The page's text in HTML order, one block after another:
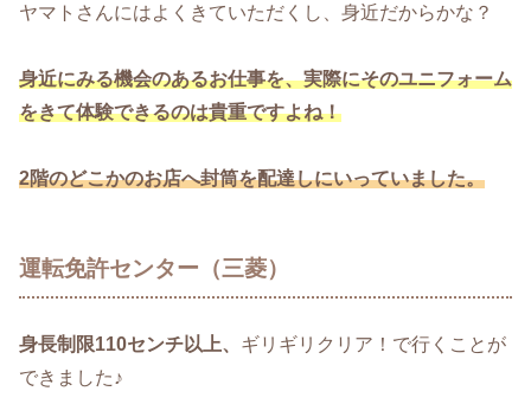
ヤマトさんにはよくきていただくし、身近だからかな？
身近にみる機会のあるお仕事を、実際にそのユニフォーム
をきて体験できるのは貴重ですよね！
2階のどこかのお店へ封筒を配達しにいっていました。
運転免許センター（三菱）
身長制限110センチ以上、 ギリギリクリア！で行くことが
できました♪